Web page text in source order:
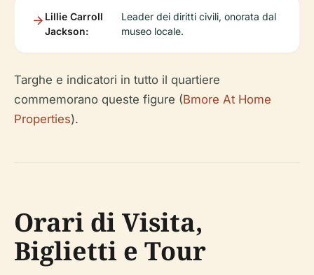
Lillie Carroll
Jackson:
Leader dei diritti civili, onorata dal
museo locale.
Targhe e indicatori in tutto il quartiere
commemorano queste figure (Bmore At Home
Properties).
Orari di Visita,
Biglietti e Tour